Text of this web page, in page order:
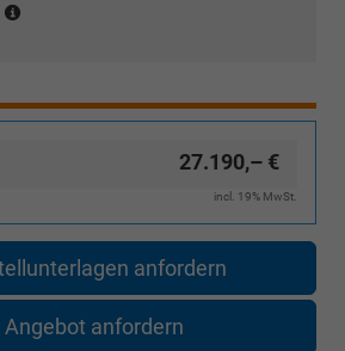
Inselanlieferungen)
27.190,– €
incl. 19% MwSt.
anfordern
Angebot anfordern